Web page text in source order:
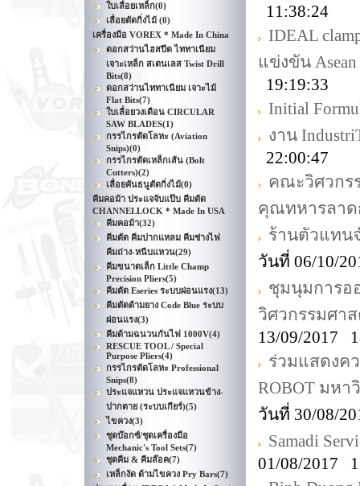
ใบเลื่อยเหล็ก(0)
เลื่อยตัดกิ่งไม้ (0)
เครื่องมือ VOREX * Made In China
ดอกสว่านไฮสปีด ไททาเนียม
เจาะเหล็ก สเตนเลส Twist Drill
Bits(8)
ดอกสว่านไททาเนียม เจาะไม้
Flat Bits(7)
ใบเลื่อยวงเดือน CIRCULAR
SAW BLADES(1)
กรรไกรตัดโลหะ (Aviation
Snips)(0)
กรรไกรตัดเหล็กเส้น (Bolt
Cutters)(2)
เลื่อยคันธนูตัดกิ่งไม้(0)
คีมคอม้า ประแจจับแป๊บ คีมตัด
CHANNELLOCK * Made In USA
คีมคอม้า(32)
คีมตัด คีมปากแหลม คีมช่างไฟ
คีมถ่าง-หนีบแหวน(29)
คีมขนาดเล็ก Little Champ
Precision Pliers(5)
คีมตัด Eseries ระบบผ่อนแรง(13)
คีมตัดด้ามยาง Code Blue ระบบ
ผ่อนแรง(3)
คีมด้ามฉนวนกันไฟ 1000V(4)
RESCUE TOOL / Special
Purpose Pliers(4)
กรรไกรตัดโลหะ Professional
Snips(8)
ประแจแหวน ประแจแหวนข้าง-
ปากตาย (ระบบเกียร์)(5)
ไขควง(3)
ชุดบ๊อกซ์/ชุดเครื่องมือ
Mechanic's Tool Sets(7)
ชุดคีม & คีมล๊อค(7)
เหล็กงัด ด้ามไขควง Pry Bars(7)
11:38:24
IDEAL
แข่งขัน
19:19:33
Initial
งาน
22:00:47
คณะวิศวกร
คุณทหารลาด
ร้านตัวแทน
วันที่ 06/10/
ชุมนุมการอ
วิศวกรรมศา
13/09/2017
ร่วมแสดงค
ROBOT มหา
วันที่ 30/08/
Samadi
01/08/2017